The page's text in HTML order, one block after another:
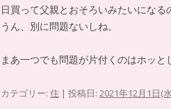
日買って父親とおそろいみたいになる
うん、別に問題ないしね。
まあ一つでも問題が片付くのはホッと
カテゴリー: 住 | 投稿日: 2021年12月1日(